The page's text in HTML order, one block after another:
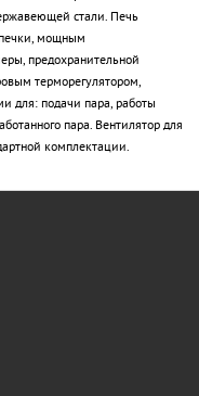
стали. Печь
мощным
предохранительной
терморегулятором,
для: подачи пара, работы
пара. Вентилятор для
комплектации.